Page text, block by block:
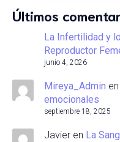
Últimos
La Infertilidad y
Reproductor
junio 4, 2026
Mireya_Admin en
emocionales
septiembre 18, 2025
Javier en La